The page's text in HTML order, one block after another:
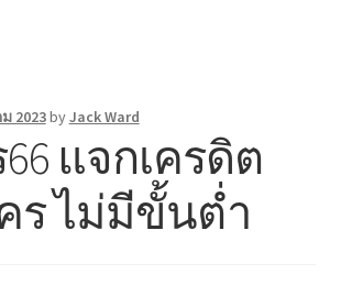
site up and running in no time!
2023byJack Ward
แจกเครดิต
ร ไม่มีขั้นต่ำ